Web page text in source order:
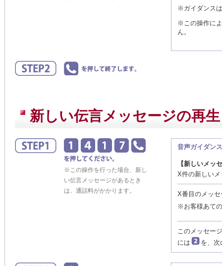
※ガイダンス
※この操作に
ん。
新しい伝言メッセージの再
※この操作を行った場合、新し
い伝言メッセージがあるとき
は、通話料がかかります。
音声ガイダンス
【新しいメッ
X件の新しい
X番目のメッ
※お客様あて
このメッセー
には
を、次